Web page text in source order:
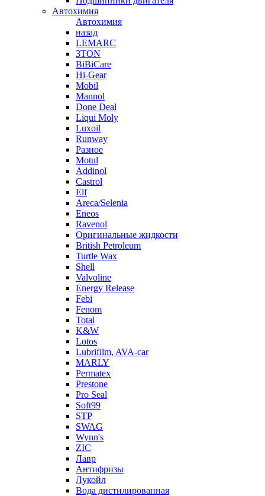
Автохимия
Автохимия
назад
LEMARC
3TON
BiBiCare
Hi-Gear
Mobil
Mannol
Done Deal
Liqui Moly
Luxoil
Runway
Разное
Motul
Addinol
Castrol
Elf
Areca/Selenia
Eneos
Ravenol
Оригинальные жидкости
British Petroleum
Turtle Wax
Shell
Valvoline
Energy Release
Febi
Fenom
Total
K&W
Lotos
Lubrifilm, AVA-car
MARLY
Permatex
Prestone
Pro Seal
Soft99
STP
SWAG
Wynn's
ZIC
Лавр
Антифризы
Лукойл
Вода дистилированная